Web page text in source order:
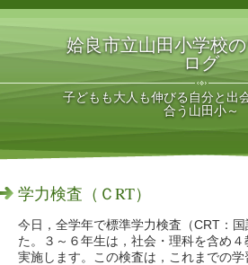
姶良市立山田小学校
ログ
子どもも大人も伸びる自分と出
合う山田小～
学力検査（ＣRT）
今日，全学年で標準学力検査（CRT：
た。３～６年生は，社会・理科を含め
実施します。この検査は，これまでの